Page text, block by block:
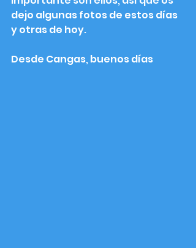
dejo algunas fotos de estos días
y otras de hoy.
Desde Cangas, buenos días